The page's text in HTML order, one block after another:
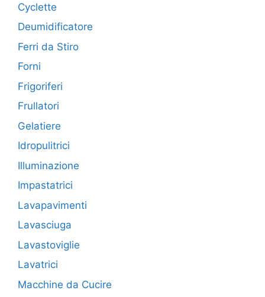
Cyclette
Deumidificatore
Ferri da Stiro
Forni
Frigoriferi
Frullatori
Gelatiere
Idropulitrici
Illuminazione
Impastatrici
Lavapavimenti
Lavasciuga
Lavastoviglie
Lavatrici
Macchine da Cucire